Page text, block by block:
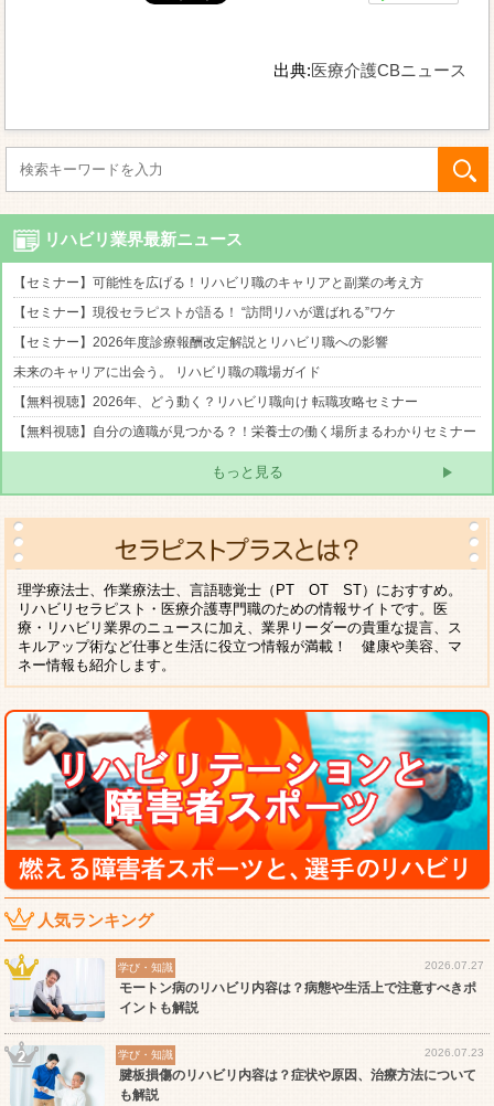
出典:医療介護CBニュース
リハビリ業界最新ニュース
【セミナー】可能性を広げる！リハビリ職のキャリアと副業の考え方
【セミナー】現役セラピストが語る！ “訪問リハが選ばれる”ワケ
【セミナー】2026年度診療報酬改定解説とリハビリ職への影響
未来のキャリアに出会う。 リハビリ職の職場ガイド
【無料視聴】2026年、どう動く？リハビリ職向け 転職攻略セミナー
【無料視聴】自分の適職が見つかる？！栄養士の働く場所まるわかりセミナー
もっと見る
理学療法士、作業療法士、言語聴覚士（PT OT ST）におすすめ。
リハビリセラピスト・医療介護専門職のための情報サイトです。医
療・リハビリ業界のニュースに加え、業界リーダーの貴重な提言、ス
キルアップ術など仕事と生活に役立つ情報が満載！ 健康や美容、マ
ネー情報も紹介します。
人気ランキング
学び・知識 2026.07.27
モートン病のリハビリ内容は？病態や生活上で注意すべきポ
イントも解説
学び・知識 2026.07.23
腱板損傷のリハビリ内容は？症状や原因、治療方法について
も解説